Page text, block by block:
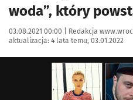
woda”, który
Data publikacji:
03.08.2021 00:00 | Autor:
Redakcja
aktualizacja: 4 lata temu, 03.01.2022
Kliknij, aby powiększyć